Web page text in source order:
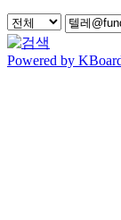
Powered by